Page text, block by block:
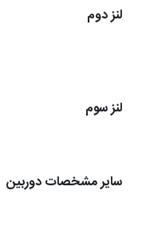
لنز دوم
لنز سوم
سایر مشخصات دوربین